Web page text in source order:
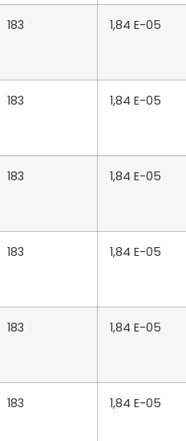
183 1,84 E-05
183 1,84 E-05
183 1,84 E-05
183 1,84 E-05
183 1,84 E-05
183 1,84 E-05